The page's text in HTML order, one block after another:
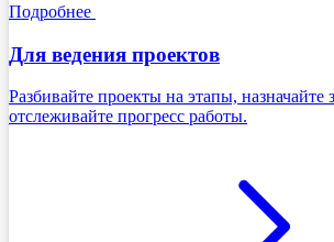
Подробнее
Для ведения проектов
Разбивайте проекты на этапы, назначайте
отслеживайте прогресс работы.